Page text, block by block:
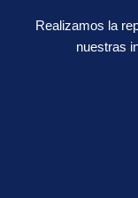
Realizamos la
nuestras